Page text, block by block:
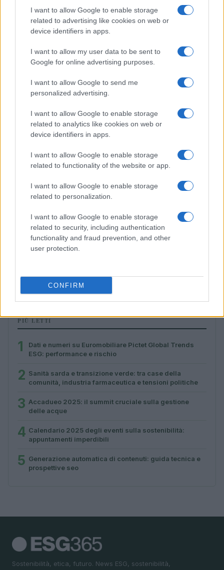
I want to allow Google to enable storage
related to advertising like cookies on web or
device identifiers in apps.
I want to allow my user data to be sent to
Google for online advertising purposes.
I want to allow Google to send me
personalized advertising.
I want to allow Google to enable storage
related to analytics like cookies on web or
device identifiers in apps.
I want to allow Google to enable storage
related to functionality of the website or app.
I want to allow Google to enable storage
related to personalization.
I want to allow Google to enable storage
related to security, including authentication
functionality and fraud prevention, and other
user protection.
CONFIRM
Dati e numeri su Euromobiliare Pictet Global Trends
Andrea Innocenti · 26 Mar 2026
PIÙ LETTI
1
Dati e numeri su Euromobiliare Pictet Global Trends
ESG: performance e rischio
2 Sanità sarda e transizione verde: tra case della
comunità, industria farmaceutica e tensioni politiche
3 Accadueo 2025: il summit cruciale sulla gestione
delle acque
4 Calendario 2025 degli eventi sulla sostenibilità:
appuntamenti imperdibili
5 Generazione automatica di contenuti: guida tecnica e
prospettive seo
Sostenibilità, etica, futuro. News ESG, sostenibilità,